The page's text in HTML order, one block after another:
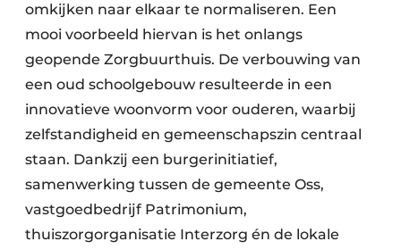
omkijken naar elkaar te normaliseren. Een
mooi voorbeeld hiervan is het onlangs
geopende Zorgbuurthuis. De verbouwing van
een oud schoolgebouw resulteerde in een
innovatieve woonvorm voor ouderen, waarbij
zelfstandigheid en gemeenschapszin centraal
staan. Dankzij een burgerinitiatief,
samenwerking tussen de gemeente Oss,
vastgoedbedrijf Patrimonium,
thuiszorgorganisatie Interzorg én de lokale